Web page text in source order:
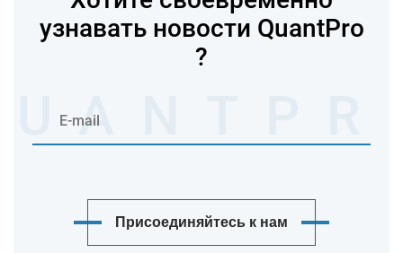
узнавать новости QuantPro
?
Присоединяйтесь к нам